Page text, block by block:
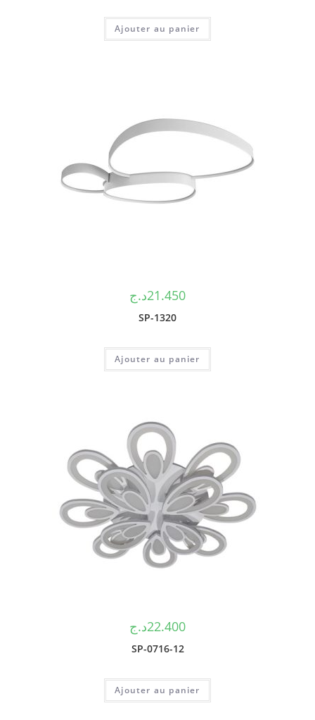
Ajouter au panier
21.450د.ج
SP-1320
Ajouter au panier
22.400د.ج
SP-0716-12
Ajouter au panier